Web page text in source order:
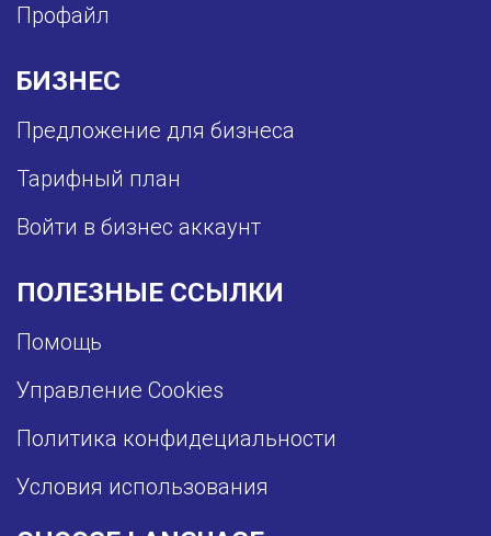
Профайл
БИЗНЕС
Предложение для бизнеса
Тарифный план
Войти в бизнес аккаунт
ПОЛЕЗНЫЕ ССЫЛКИ
Помощь
Управление Cookies
Политика конфидециальности
Условия использования